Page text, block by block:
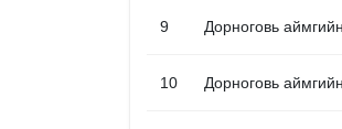
9 Дорноговь
10 Дорноговь